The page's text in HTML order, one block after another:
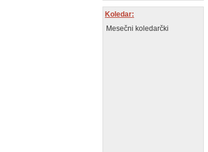
Koledar:
Mesečni koledarčki